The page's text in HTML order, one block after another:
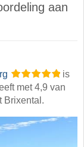
aan
is
met 4,9 van
Brixental.